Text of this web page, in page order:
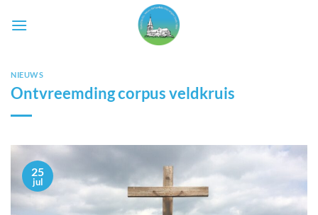
naar
NIEUWS
Ontvreemding corpus veldkruis
25
jul